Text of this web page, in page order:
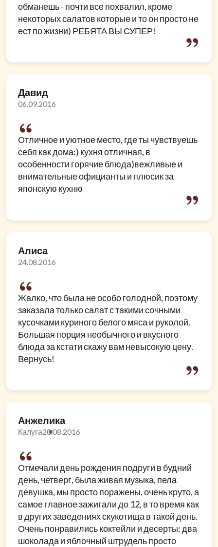
обманешь - почти все похвалил, кроме
некоторых салатов которые и то он просто не
ест по жизни) РЕБЯТА ВЫ СУПЕР!
Давид
06.09.2016
Отличное и уютное место, где ты чувствуешь
себя как дома:) кухня отличная, в
особенности горячие блюда)вежливые и
внимательные официанты и плюсик за
японскую кухню
Алиса
24.08.2016
Жалко, что была не особо голодной, поэтому
заказала только салат с такими сочными
кусочками куриного белого мяса и руколой.
Большая порция необычного и вкусного
блюда за кстати скажу вам невысокую цену.
Вернусь!
Анжелика
Калуга20.08.2016
Отмечали день рождения подруги в будний
день, четверг, была живая музыка, пела
девушка, мы просто поражены, очень круто, а
самое главное зажигали до 12, в то время как
в других заведениях скукотища в такой день.
Очень понравились коктейли и десерты: два
шоколада и яблочный штрудель просто